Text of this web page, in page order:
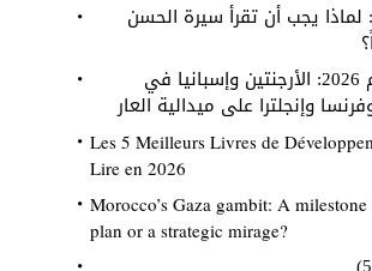
يجب أن تقرأ سيرة الحسن
نهائي كأس العالم 2026: الأرجنتين وإسبانيا في
وإنجلترا على ميدالية العار
Les 5 Meilleurs Livres de
Lire en 2026
Morocco’s Gaza gambit: A milestone
plan or a strategic mirage?